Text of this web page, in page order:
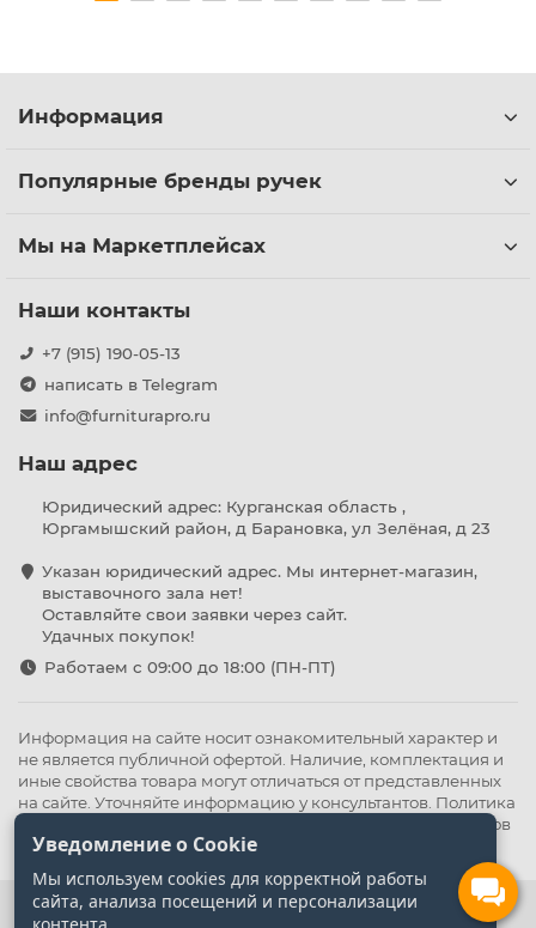
Информация
Популярные бренды ручек
Мы на Маркетплейсах
Наши контакты
+7 (915) 190-05-13
написать в Telegram
info@furniturapro.ru
Наш адрес
Юридический адрес: Курганская область ,
Юргамышский район, д Барановка, ул Зелёная, д 23
Указан юридический адрес. Мы интернет-магазин,
выставочного зала нет!
Оставляйте свои заявки через сайт.
Удачных покупок!
Работаем с 09:00 до 18:00 (ПН-ПТ)
Информация на сайте носит ознакомительный характер и
не является публичной офертой. Наличие, комплектация и
иные свойства товара могут отличаться от представленных
на сайте. Уточняйте информацию у консультантов. Политика
Политика обработки файлов
cookie
Уведомление о Cookie
Мы используем cookies для корректной работы
сайта, анализа посещений и персонализации